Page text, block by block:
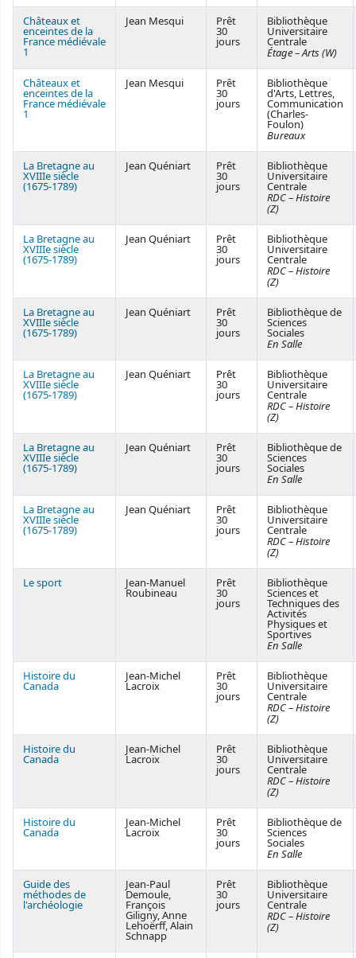
Châteaux et
enceintes de la
France médiévale
1
Jean Mesqui Prêt
30
jours
Bibliothèque
Universitaire
Centrale
Étage – Arts (W)
Châteaux et
enceintes de la
France médiévale
1
Jean Mesqui Prêt
30
jours
Bibliothèque
d'Arts, Lettres,
Communication
(Charles-
Foulon)
Bureaux
La Bretagne au
XVIIIe siècle
(1675-1789)
Jean Quéniart Prêt
30
jours
Bibliothèque
Universitaire
Centrale
RDC – Histoire
(Z)
La Bretagne au
XVIIIe siècle
(1675-1789)
Jean Quéniart Prêt
30
jours
Bibliothèque
Universitaire
Centrale
RDC – Histoire
(Z)
La Bretagne au
XVIIIe siècle
(1675-1789)
Jean Quéniart Prêt
30
jours
Bibliothèque de
Sciences
Sociales
En Salle
La Bretagne au
XVIIIe siècle
(1675-1789)
Jean Quéniart Prêt
30
jours
Bibliothèque
Universitaire
Centrale
RDC – Histoire
(Z)
La Bretagne au
XVIIIe siècle
(1675-1789)
Jean Quéniart Prêt
30
jours
Bibliothèque de
Sciences
Sociales
En Salle
La Bretagne au
XVIIIe siècle
(1675-1789)
Jean Quéniart Prêt
30
jours
Bibliothèque
Universitaire
Centrale
RDC – Histoire
(Z)
Le sport Jean-Manuel
Roubineau
Prêt
30
jours
Bibliothèque
Sciences et
Techniques des
Activités
Physiques et
Sportives
En Salle
Histoire du
Canada
Jean-Michel
Lacroix
Prêt
30
jours
Bibliothèque
Universitaire
Centrale
RDC – Histoire
(Z)
Histoire du
Canada
Jean-Michel
Lacroix
Prêt
30
jours
Bibliothèque
Universitaire
Centrale
RDC – Histoire
(Z)
Histoire du
Canada
Jean-Michel
Lacroix
Prêt
30
jours
Bibliothèque de
Sciences
Sociales
En Salle
Guide des
méthodes de
l'archéologie
Jean-Paul
Demoule,
François
Giligny, Anne
Lehoërff, Alain
Schnapp
Prêt
30
jours
Bibliothèque
Universitaire
Centrale
RDC – Histoire
(Z)